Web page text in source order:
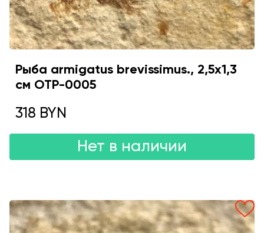
Рыба armigatus brevissimus., 2,5x1,3
см OTP-0005
318 BYN
Нет в наличии